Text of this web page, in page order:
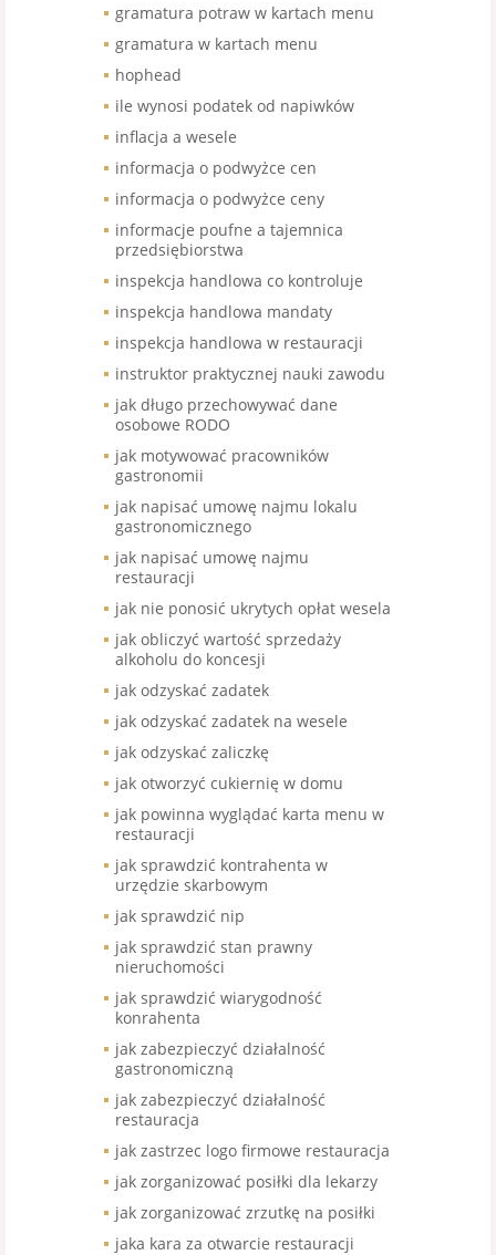
gramatura potraw w kartach menu
gramatura w kartach menu
hophead
ile wynosi podatek od napiwków
inflacja a wesele
informacja o podwyżce cen
informacja o podwyżce ceny
informacje poufne a tajemnica
przedsiębiorstwa
inspekcja handlowa co kontroluje
inspekcja handlowa mandaty
inspekcja handlowa w restauracji
instruktor praktycznej nauki zawodu
jak długo przechowywać dane
osobowe RODO
jak motywować pracowników
gastronomii
jak napisać umowę najmu lokalu
gastronomicznego
jak napisać umowę najmu
restauracji
jak nie ponosić ukrytych opłat wesela
jak obliczyć wartość sprzedaży
alkoholu do koncesji
jak odzyskać zadatek
jak odzyskać zadatek na wesele
jak odzyskać zaliczkę
jak otworzyć cukiernię w domu
jak powinna wyglądać karta menu w
restauracji
jak sprawdzić kontrahenta w
urzędzie skarbowym
jak sprawdzić nip
jak sprawdzić stan prawny
nieruchomości
jak sprawdzić wiarygodność
konrahenta
jak zabezpieczyć działalność
gastronomiczną
jak zabezpieczyć działalność
restauracja
jak zastrzec logo firmowe restauracja
jak zorganizować posiłki dla lekarzy
jak zorganizować zrzutkę na posiłki
jaka kara za otwarcie restauracji